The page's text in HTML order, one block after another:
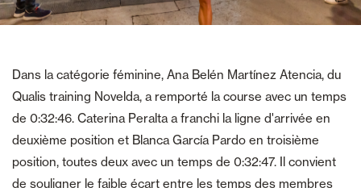
Dans la catégorie féminine, Ana Belén Martínez Atencia, du
Qualis training Novelda, a remporté la course avec un temps
de 0:32:46. Caterina Peralta a franchi la ligne d'arrivée en
deuxième position et Blanca García Pardo en troisième
position, toutes deux avec un temps de 0:32:47. Il convient
de souligner le faible écart entre les temps des membres